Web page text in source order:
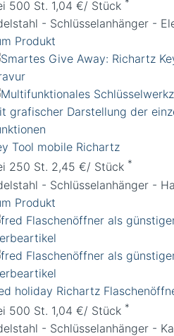
500 St. 1,04 €/ Stück
- Schlüsselanhänger -
Produkt
Tool mobile Richartz
250 St. 2,45 €/ Stück *
- Schlüsselanhänger -
Produkt
holiday Richartz
500 St. 1,04 €/ Stück *
- Schlüsselanhänger -